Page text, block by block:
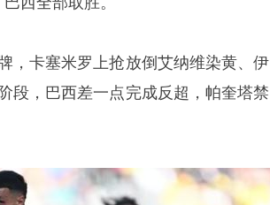
， 卡塞米罗上抢放倒艾纳维染黄、
段，巴西差一点完成反超，帕奎塔